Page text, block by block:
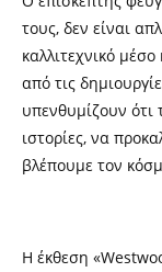
τους, δεν είναι
καλλιτεχνικό
από τις
υπενθυμίζουν
ιστορίες, να
βλέπουμε τον
Η έκθεση